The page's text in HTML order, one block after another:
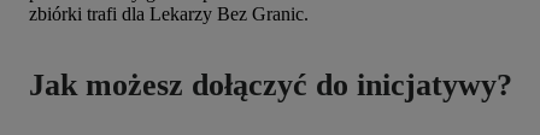
zbiórki trafi dla Lekarzy Bez Granic.
Jak możesz dołączyć do inicjatywy?